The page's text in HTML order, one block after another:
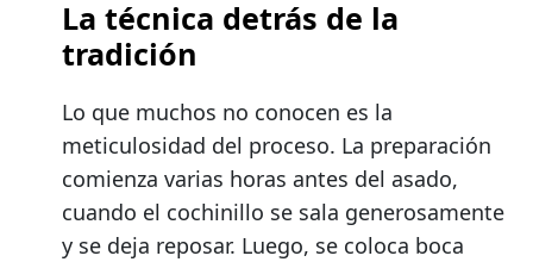
La técnica detrás de la
tradición
Lo que muchos no conocen es la
meticulosidad del proceso. La preparación
comienza varias horas antes del asado,
cuando el cochinillo se sala generosamente
y se deja reposar. Luego, se coloca boca